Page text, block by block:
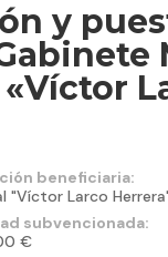
y
beneficiaria:
"Víctor Larco
subvencionada:
€